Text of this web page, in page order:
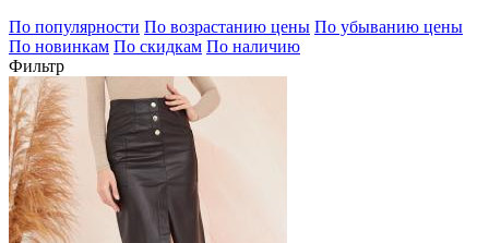
По популярности По возрастанию цены По убыванию цены
По новинкам По скидкам По наличию
Фильтр